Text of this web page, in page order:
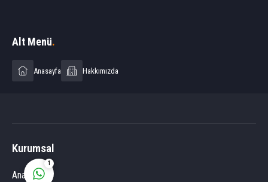
Alt Menü.
Anasayfa Hakkımızda
Kurumsal
Anasayfa
1